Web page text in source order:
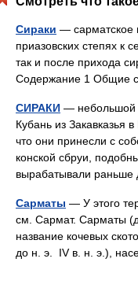
Сираки — сарматское
приазовских степях к
так и после прихода
Содержание 1 Общие
СИРАКИ — небольшой
Кубань из Закавказья
что они принесли с
конской сбруи,
вырабатывали
Сарматы — У этого
см. Сармат. Сарматы
название кочевых
до н. э. IV в. н. э.),